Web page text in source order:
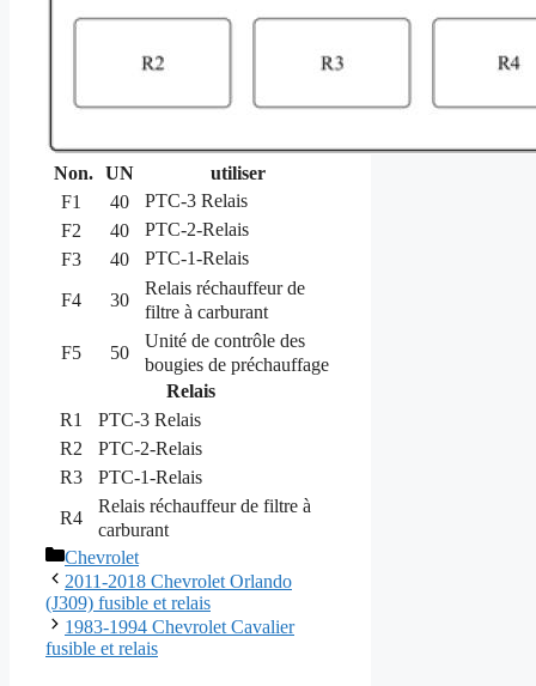
Non. UN
utiliser
F1
40
PTC-3 Relais
F2
40
PTC-2-Relais
F3
40 PTC-1-Relais
F4 30
Relais réchauffeur de
filtre à carburant
F5 50
Unité de contrôle des
bougies de préchauffage
Relais
R1
PTC-3 Relais
R2
PTC-2-Relais
R3
PTC-1-Relais
R4
Relais réchauffeur de filtre à
carburant
Catégories
Chevrolet
2011-2018 Chevrolet Orlando
(J309) fusible et relais
1983-1994 Chevrolet Cavalier
fusible et relais